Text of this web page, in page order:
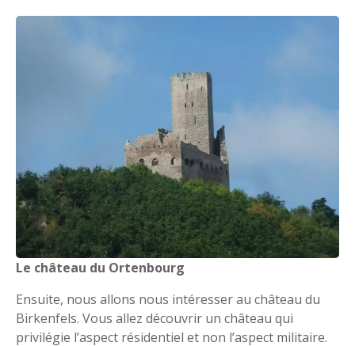
Le château du Ortenbourg
Ensuite, nous allons nous intéresser au château du
Birkenfels. Vous allez découvrir un château qui
privilégie l’aspect résidentiel et non l’aspect militaire.